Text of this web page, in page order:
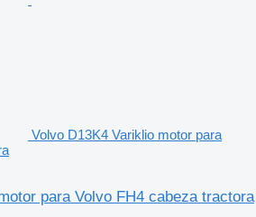
Volvo D13K4 Variklio motor para
para Volvo FH4 cabeza tractora